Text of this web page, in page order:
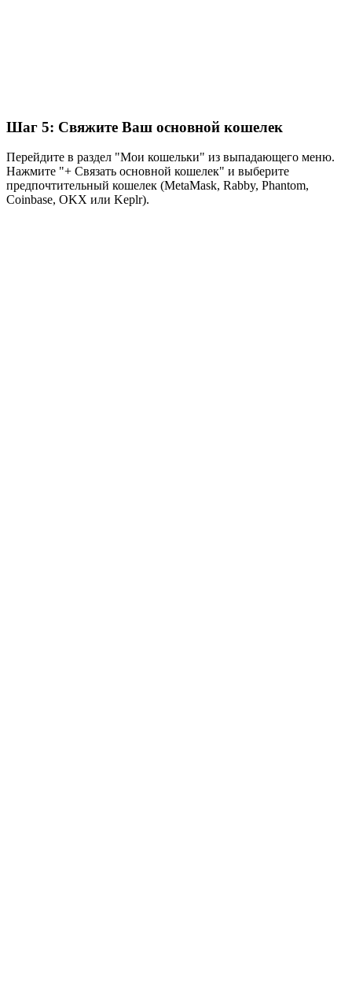
Шаг 5: Свяжите Ваш основной кошелек
Перейдите в раздел "Мои кошельки" из выпадающего меню.
Нажмите "+ Связать основной кошелек" и выберите
предпочтительный кошелек (MetaMask, Rabby, Phantom,
Coinbase, OKX или Keplr).